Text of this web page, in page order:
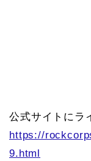
公式サイトにラ
https://
9.html